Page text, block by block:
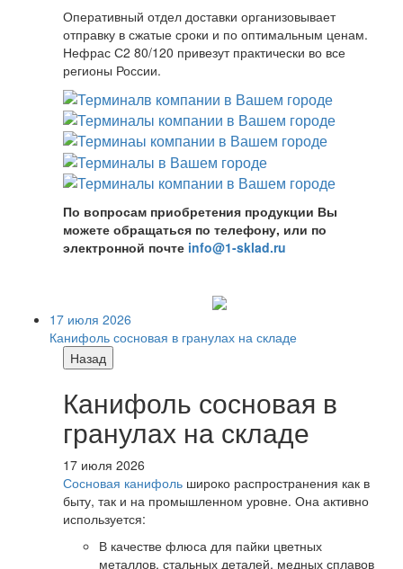
Оперативный отдел доставки организовывает
отправку в сжатые сроки и по оптимальным ценам.
Нефрас С2 80/120 привезут практически во все
регионы России.
По вопросам приобретения продукции Вы
можете обращаться по телефону, или по
электронной почте info@1-sklad.ru
17 июля 2026
Канифоль сосновая в гранулах на складе
Назад
Канифоль сосновая в
гранулах на складе
17 июля 2026
Сосновая канифоль широко распространения как в
быту, так и на промышленном уровне. Она активно
используется:
В качестве флюса для пайки цветных
металлов, стальных деталей, медных сплавов